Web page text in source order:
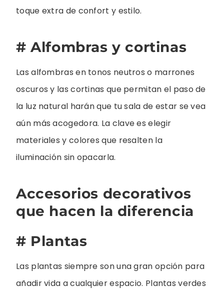
toque extra de confort y estilo.
# Alfombras y cortinas
Las alfombras en tonos neutros o marrones
oscuros y las cortinas que permitan el paso de
la luz natural harán que tu sala de estar se vea
aún más acogedora. La clave es elegir
materiales y colores que resalten la
iluminación sin opacarla.
Accesorios decorativos
que hacen la diferencia
# Plantas
Las plantas siempre son una gran opción para
añadir vida a cualquier espacio. Plantas verdes